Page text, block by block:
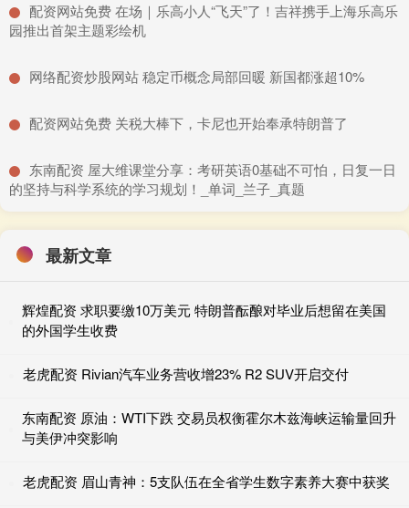
​配资网站免费 在场｜乐高小人“飞天”了！吉祥携手上海乐高乐
园推出首架主题彩绘机
​网络配资炒股网站 稳定币概念局部回暖 新国都涨超10%
​配资网站免费 关税大棒下，卡尼也开始奉承特朗普了
​东南配资 屋大维课堂分享：考研英语0基础不可怕，日复一日
的坚持与科学系统的学习规划！_单词_兰子_真题
最新文章
辉煌配资 求职要缴10万美元 特朗普酝酿对毕业后想留在美国
的外国学生收费
老虎配资 Rivian汽车业务营收增23% R2 SUV开启交付
东南配资 原油：WTI下跌 交易员权衡霍尔木兹海峡运输量回升
与美伊冲突影响
老虎配资 眉山青神：5支队伍在全省学生数字素养大赛中获奖